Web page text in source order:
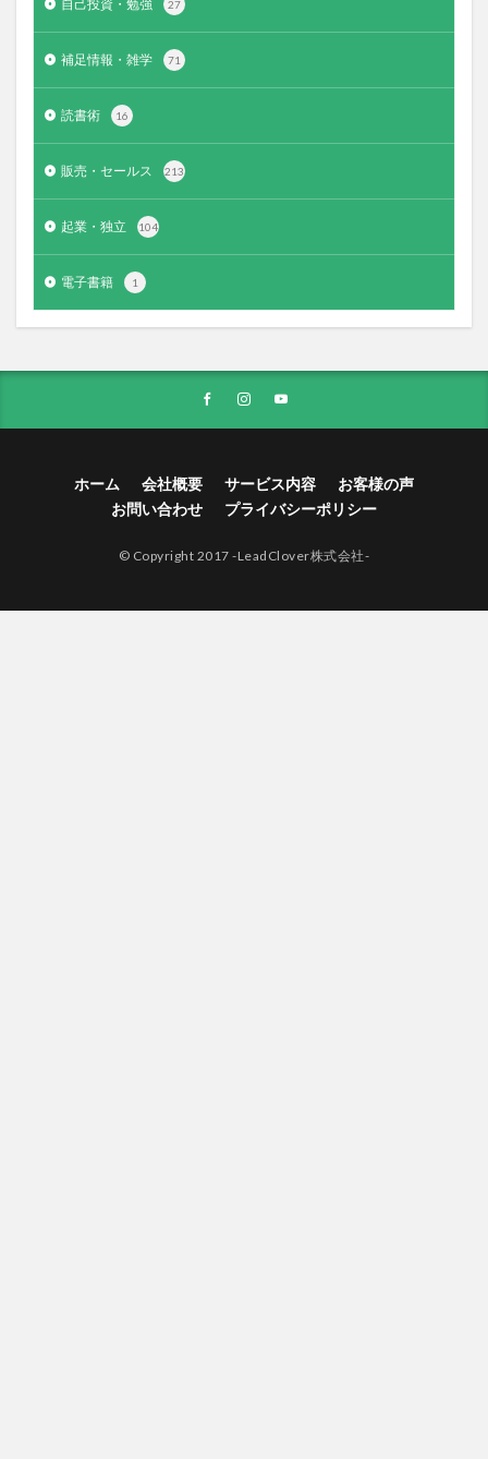
自己投資・勉強 27
補足情報・雑学 71
読書術 16
販売・セールス 213
起業・独立 104
電子書籍 1
ホーム 会社概要 サービス内容
お客様の声
お問い合わせ
プライバシーポリシー
© Copyright 2017 -LeadClover株式会社-